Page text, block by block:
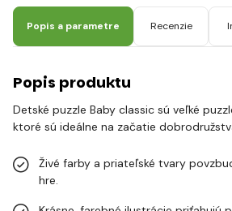
Popis a parametre Recenzie
Popis produktu
Detské puzzle Baby classic sú veľké
ktoré sú ideálne na začatie
Živé farby a priateľské tvary
hre.